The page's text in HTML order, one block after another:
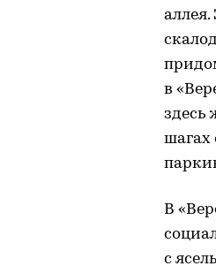
в
здесь
шагах
В
с